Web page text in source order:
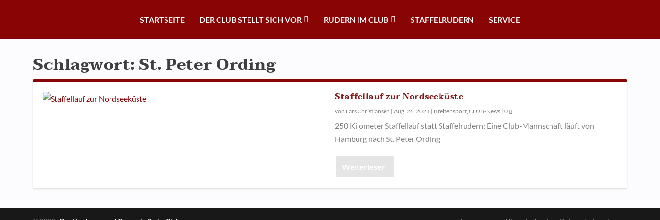
STARTSEITE DER CLUB STELLT SICH VOR RUDERN IM CLUB STAFFELRUDERN SERVICE
Schlagwort: St. Peter Ording
Staffellauf zur Nordseeküste
von Lars Christiansen | Aug. 26, 2021 | Breitensport, CLUB-News | 0
250 Kilometer Staffellauf statt Staffelrudern: Eine Club-Mannschaft läuft von
Hamburg nach St. Peter Ording
Weiterlesen